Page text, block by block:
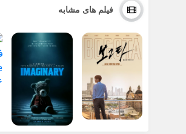
فیلم های مشابه